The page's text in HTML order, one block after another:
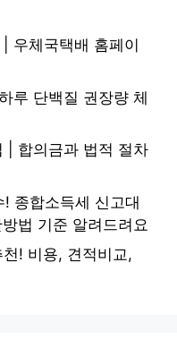
우체국택배 홈페이
루 단백질 권장량 체
| 합의금과 법적 절차
종합소득세 신고대
법 기준 알려드려요
! 비용, 견적비교,